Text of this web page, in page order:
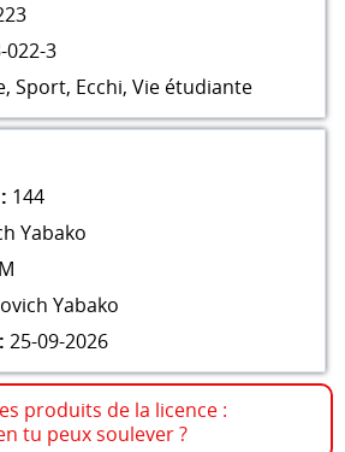
022-3
, Sport, Ecchi, Vie étudiante
144
Yabako
Yabako
25-09-2026
produits de la licence :
tu peux soulever ?